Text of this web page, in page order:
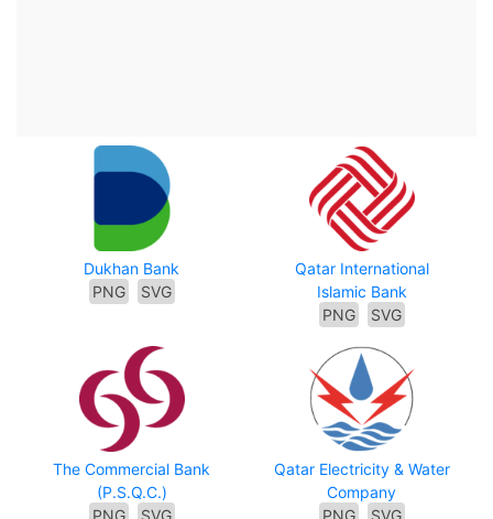
Dukhan Bank
PNG
SVG
Qatar International
Islamic Bank
PNG
SVG
The Commercial Bank
(P.S.Q.C.)
PNG
SVG
Qatar Electricity & Water
Company
PNG
SVG